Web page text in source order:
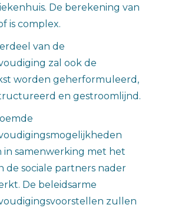
De berekening van
is complex.
van de
zal ook de
worden geherformuleerd,
en gestroomlijnd.
in samenwerking met het
de sociale partners nader
De beleidsarme
zullen